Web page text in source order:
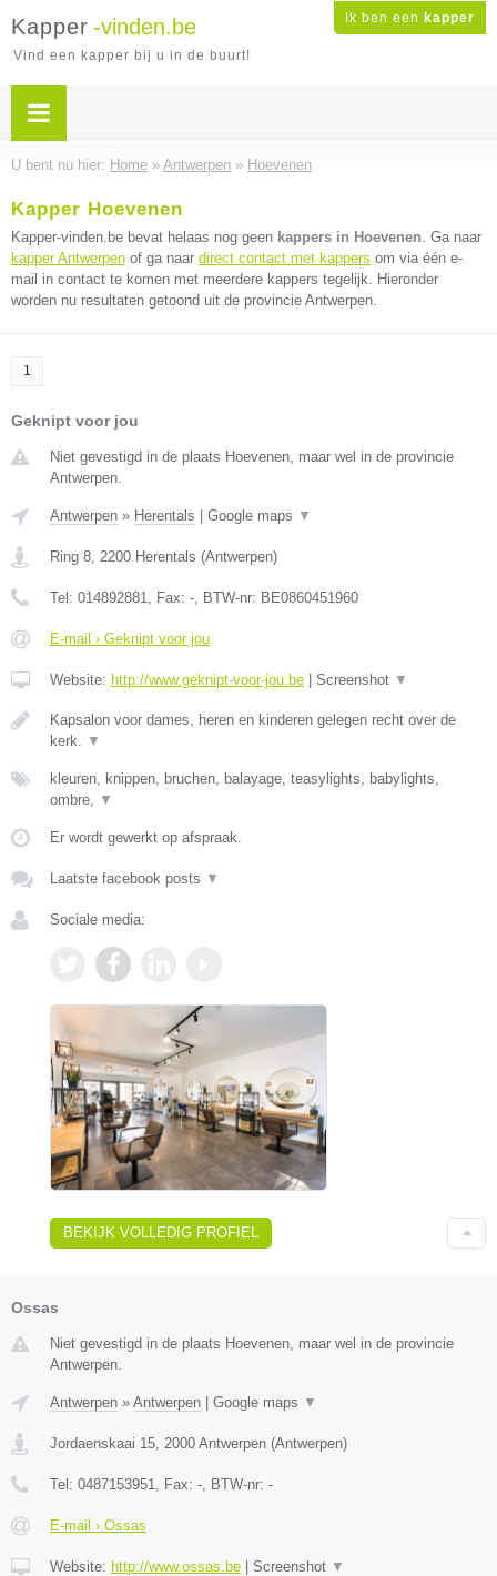
Ik ben een kapper
Kapper -vinden.be
Vind een kapper bij u in de buurt!
U bent nu hier: Home » Antwerpen » Hoevenen
Kapper Hoevenen
Kapper-vinden.be bevat helaas nog geen kappers in Hoevenen. Ga naar
kapper Antwerpen of ga naar direct contact met kappers om via één e-
mail in contact te komen met meerdere kappers tegelijk. Hieronder
worden nu resultaten getoond uit de provincie Antwerpen.
1
Geknipt voor jou
Niet gevestigd in de plaats Hoevenen, maar wel in de provincie
Antwerpen.
Antwerpen » Herentals Google maps ▼
Ring 8, 2200 Herentals (Antwerpen)
Tel: 014892881, Fax: -, BTW-nr: BE0860451960
E-mail › Geknipt voor jou
Website: http://www.geknipt-voor-jou.be Screenshot ▼
Kapsalon voor dames, heren en kinderen gelegen recht over de
kerk. ▼
kleuren, knippen, bruchen, balayage, teasylights, babylights,
ombre, ▼
Er wordt gewerkt op afspraak.
Laatste facebook posts ▼
Sociale media:
BEKIJK VOLLEDIG PROFIEL
Ossas
Niet gevestigd in de plaats Hoevenen, maar wel in de provincie
Antwerpen.
Antwerpen » Antwerpen | Google maps ▼
Jordaenskaai 15 2000 Antwerpen (Antwerpen)
Tel: 0487153951 , Fax: - , BTW-nr: -
E-mail › Ossas
Website: http://www.ossas.be | Screenshot ▼